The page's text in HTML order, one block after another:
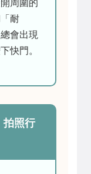
周圍的
耐
會出現
快門。
拍照行